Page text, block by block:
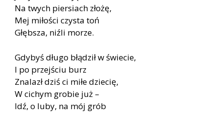
Na twych piersiach złożę,
Mej miłości czysta toń
Głębsza, niźli morze.
Gdybyś długo błądził w świecie,
I po przejściu burz
Znalazł dziś ci miłe dziecię,
W cichym grobie już –
Idź, o luby, na mój grób